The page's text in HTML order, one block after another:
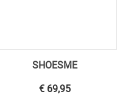
SHOESME
€ 69,95